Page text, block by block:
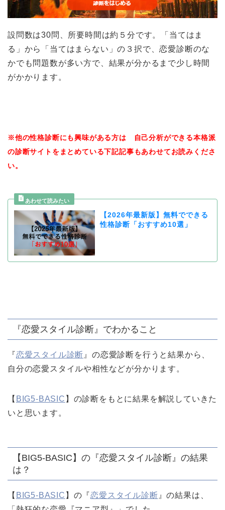
設問数は30問、所要時間は約５分です。「当てはま
る」から「当てはまらない」の３択で、恋愛診断のな
かでも問題数が多い方で、結果が分かるまで少し時間
がかかります。
※他の性格診断にも興味がある方は 自己分析ができる本格派
の診断サイトをまとめている下記記事もあわせてお読みくださ
い。
【2026年最新版】無料でできる
性格診断「おすすめ10選」
『恋愛スタイル診断』でわかること
『恋愛スタイル診断 』の恋愛診断を行うと結果から、
自分の恋愛スタイルや相性などが分かります。
【 BIG5-BASIC 】の診断をもとに結果を解説していきた
いと思います。
【BIG5-BASIC】の『恋愛スタイル診断』の結果
は？
【 BIG5-BASIC 】の『恋愛スタイル診断 』の結果は、